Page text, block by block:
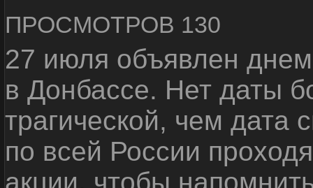
ПРОСМОТРОВ 130
27 июля объявлен
в Донбассе. Нет даты
трагической, чем дата
по всей России